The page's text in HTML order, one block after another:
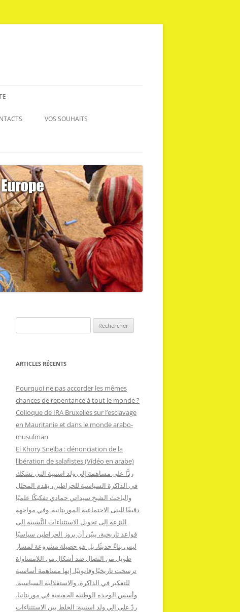
VOS SOUHAITS
e
h
r
h
:
ARTICLES RÉCENTS
Pourquoi ne pas accorder les mêmes
chances de repentance à tout le monde ?
Colloque de IRA Bruxelles sur l’esclavage
en Mauritanie et dans le monde arabo-
musulman
El Khory Sneïba : dénonciation de la
libération de salafistes (Vidéo en arabe)
ردًّا على مساهمة إلي ولد اسنيبة التي تشكك
في الذاكرة السياسية للحراطين، يقدم المحلل
والباحث الشيخ سيداتي حمادي تفكيكًا علميًا
دقيقًا للبنى الاجتماعية الموريتانية. وفي مواجهة
النزعة إلى تحويل الاستثناءات النَّسَبية إلى
قواعد تاريخية، يبيّن أن بروز الحراطين سياسيًا
ليس بناءً حديثًا، بل هو حصيلة مشروعة لمسار
طويل من النضال ضد أشكال من اللامساواة
ترسخت تاريخيًا وقانونيًا. إنها مساهمة أساسية
للتفكير في الذاكرة، والاستقلالية السياسية،
وأسس الوحدة الوطنية الحقيقية في موريتانيا.
ردّ على إلي ولد اسنيبة: الخلط بين الاستثناءات